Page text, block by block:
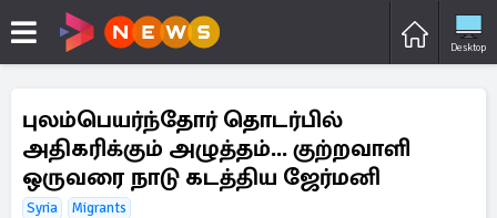
Desktop
புலம்பெயர்ந்தோர் தொடர்பில்
அதிகரிக்கும் அழுத்தம்... குற்றவாளி
ஒருவரை நாடு கடத்திய ஜேர்மனி
Syria
Migrants